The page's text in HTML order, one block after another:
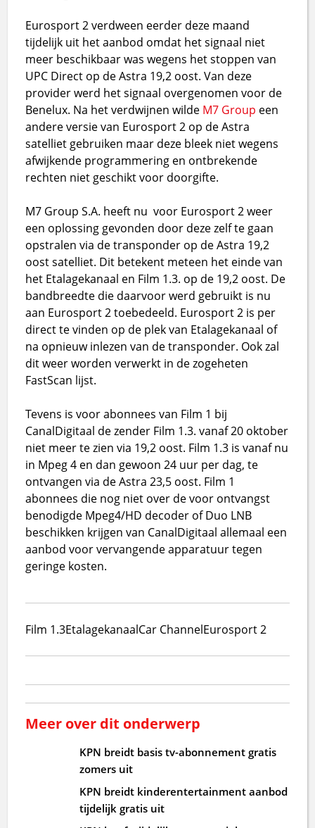
Eurosport 2 verdween eerder deze maand
tijdelijk uit het aanbod omdat het signaal niet
meer beschikbaar was wegens het stoppen van
UPC Direct op de Astra 19,2 oost. Van deze
provider werd het signaal overgenomen voor de
Benelux. Na het verdwijnen wilde M7 Group een
andere versie van Eurosport 2 op de Astra
satelliet gebruiken maar deze bleek niet wegens
afwijkende programmering en ontbrekende
rechten niet geschikt voor doorgifte.
M7 Group S.A. heeft nu voor Eurosport 2 weer
een oplossing gevonden door deze zelf te gaan
opstralen via de transponder op de Astra 19,2
oost satelliet. Dit betekent meteen het einde van
het Etalagekanaal en Film 1.3. op de 19,2 oost. De
bandbreedte die daarvoor werd gebruikt is nu
aan Eurosport 2 toebedeeld. Eurosport 2 is per
direct te vinden op de plek van Etalagekanaal of
na opnieuw inlezen van de transponder. Ook zal
dit weer worden verwerkt in de zogeheten
FastScan lijst.
Tevens is voor abonnees van Film 1 bij
CanalDigitaal de zender Film 1.3. vanaf 20 oktober
niet meer te zien via 19,2 oost. Film 1.3 is vanaf nu
in Mpeg 4 en dan gewoon 24 uur per dag, te
ontvangen via de Astra 23,5 oost. Film 1
abonnees die nog niet over de voor ontvangst
benodigde Mpeg4/HD decoder of Duo LNB
beschikken krijgen van CanalDigitaal allemaal een
aanbod voor vervangende apparatuur tegen
geringe kosten.
Film 1.3EtalagekanaalCar ChannelEurosport 2
Meer over dit onderwerp
KPN breidt basis tv-abonnement gratis
zomers uit
KPN breidt kinderentertainment aanbod
tijdelijk gratis uit